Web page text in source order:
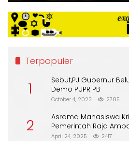
Terpopuler
1
Sebut,PJ Gubernur
Demo PUPR PB
October 4, 2023 2785
2
Asrama Mahasiswa
Pemerintah Raja
DPA
April 24, 2025 2417